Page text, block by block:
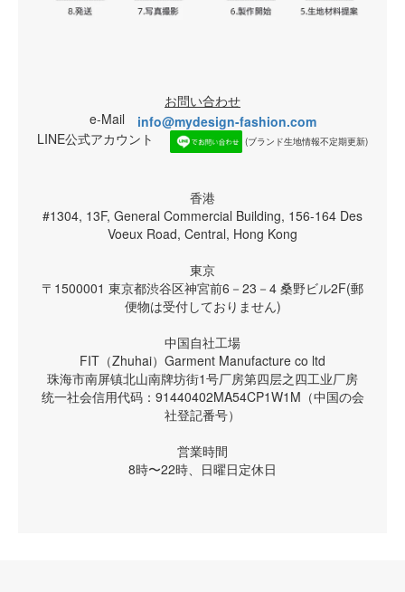
お問い合わせ
e-Mail info@mydesign-fashion.com
LINE公式アカウント
(ブランド生地情報不定期更新)
香港
#1304, 13F, General Commercial Building, 156-164 Des
Voeux Road, Central, Hong Kong
東京
〒1500001 東京都渋谷区神宮前6－23－4 桑野ビル2F(郵
便物は受付しておりません)
中国自社工場
FIT（Zhuhai）Garment Manufacture co ltd
珠海市南屏镇北山南牌坊街1号厂房第四层之四工业厂房
统一社会信用代码：91440402MA54CP1W1M（中国の会
社登記番号）
営業時間
8時〜22時、日曜日定休日